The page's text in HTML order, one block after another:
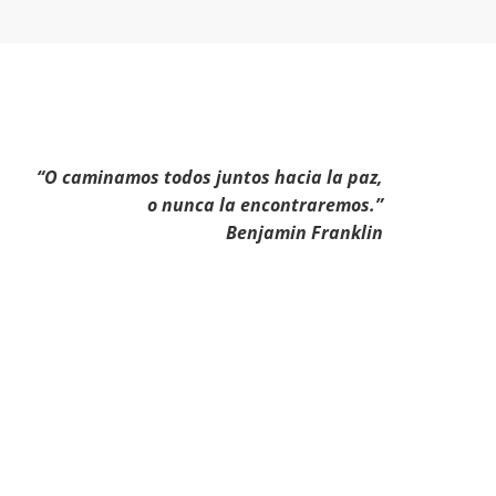
“O caminamos todos juntos hacia la paz,
o nunca la encontraremos.”
Benjamin Franklin